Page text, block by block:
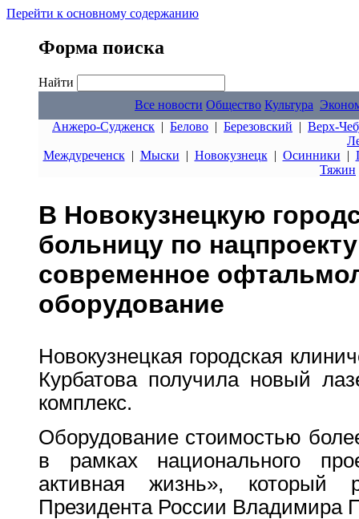
Перейти к основному содержанию
Форма поиска
Найти
Все новости Общество Культура
Анжеро-Судженск | Белово | Березовский | Верх-
Междуреченск| Мыски | Новокузнецк| Осинники |
Тяжин
В Новокузнецкую
больницу по
современное
оборудование
Новокузнецкая городская
Курбатова получила новый
комплекс.
Оборудование стоимостью
в рамках национального
активная жизнь», который
Президента России Владимира